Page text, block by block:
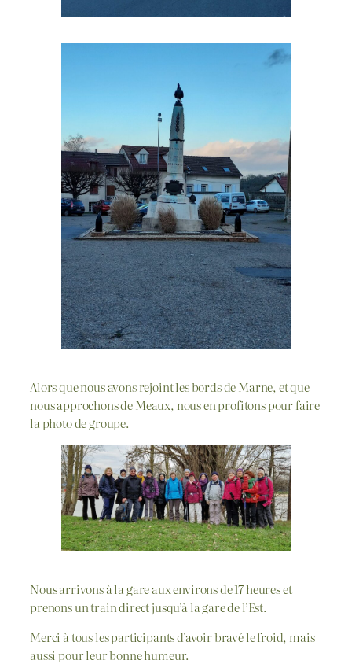
Alors que nous avons rejoint les bords de Marne, et que
nous approchons de Meaux, nous en profitons pour faire
la photo de groupe.
Nous arrivons à la gare aux environs de 17 heures et
prenons un train direct jusqu’à la gare de l’Est.
Merci à tous les participants d’avoir bravé le froid, mais
aussi pour leur bonne humeur.